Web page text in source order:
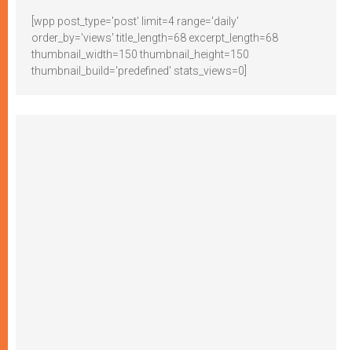
[wpp post_type='post' limit=4 range='daily'
order_by='views' title_length=68 excerpt_length=68
thumbnail_width=150 thumbnail_height=150
thumbnail_build='predefined' stats_views=0]